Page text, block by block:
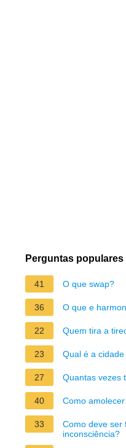
Perguntas populares
41 O que swap?
36 O que e
22 Quem tira a
23 Qual é a
27 Quantas vezes
40 Como
33
Como deve ser
inconsciência?